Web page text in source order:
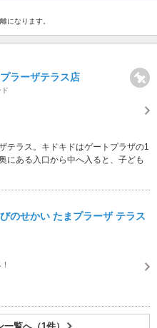
になります。
ラーザテラス店
テラス。キドキドはゲートプラザの1
にある入口から中へ入ると、子ども
のせかい たまプラーザ テラス